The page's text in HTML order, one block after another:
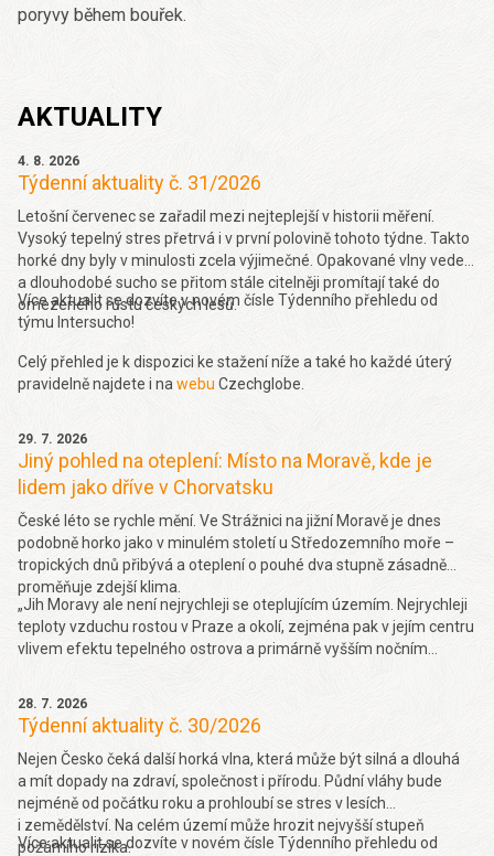
poryvy během bouřek.
AKTUALITY
4. 8. 2026
Týdenní aktuality č. 31/2026
Letošní červenec se zařadil mezi nejteplejší v historii měření.
Vysoký tepelný stres přetrvá i v první polovině tohoto týdne. Takto
horké dny byly v minulosti zcela výjimečné. Opakované vlny veder
a dlouhodobé sucho se přitom stále citelněji promítají také do
omezeného růstu českých lesů.
Více aktualit se dozvíte v novém čísle Týdenního přehledu od
týmu Intersucho!
Celý přehled je k dispozici ke stažení níže a také ho každé úterý
pravidelně najdete i na webu Czechglobe.
29. 7. 2026
Jiný pohled na oteplení: Místo na Moravě, kde je
lidem jako dříve v Chorvatsku
České léto se rychle mění. Ve Strážnici na jižní Moravě je dnes
podobně horko jako v minulém století u Středozemního moře –
tropických dnů přibývá a oteplení o pouhé dva stupně zásadně
proměňuje zdejší klima.
„Jih Moravy ale není nejrychleji se oteplujícím územím. Nejrychleji
teploty vzduchu rostou v Praze a okolí, zejména pak v jejím centru
vlivem efektu tepelného ostrova a primárně vyšším nočním
období 1961-2019), a naopak nad 900 metrů je trend růstu nižší
(0,27 °C za 10 let v období 1961-2019),“ řekl k tomu Seznam
Zprávám Pavel Zahradníček. Více se dočtetezde.
28. 7. 2026
Týdenní aktuality č. 30/2026
Nejen Česko čeká další horká vlna, která může být silná a dlouhá
a mít dopady na zdraví, společnost i přírodu. Půdní vláhy bude
nejméně od počátku roku a prohloubí se stres v lesích
i zemědělství. Na celém území může hrozit nejvyšší stupeň
požárního rizika.
Více aktualit se dozvíte v novém čísle Týdenního přehledu od